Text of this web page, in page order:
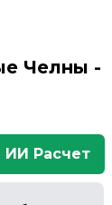
Челны -
ИИ Расчет